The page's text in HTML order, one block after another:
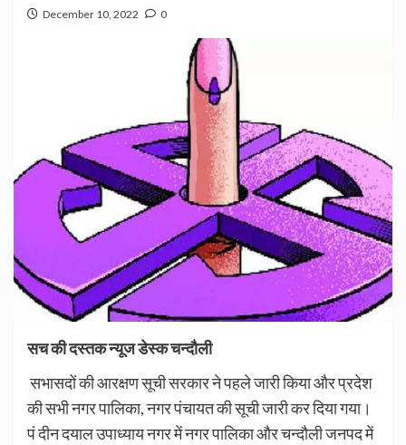
December 10, 2022 0
सच की दस्तक न्यूज डेस्क चन्दौली
सभासदों की आरक्षण सूची सरकार ने पहले जारी किया और प्रदेश
की सभी नगर पालिका, नगर पंचायत की सूची जारी कर दिया गया।
पं दीन दयाल उपाध्याय नगर में नगर पालिका और चन्दौली जनपद में